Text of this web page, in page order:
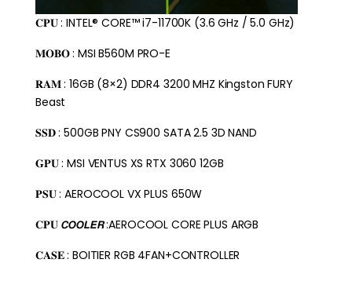
𝐂𝐏𝐔 : INTEL® CORE™ i7-11700K (3.6 GHz / 5.0 GHz)
𝐌𝐎𝐁𝐎 : MSI B560M PRO-E
𝐑𝐀𝐌 : 16GB (8×2) DDR4 3200 MHZ Kingston FURY
Beast
𝐒𝐒𝐃 : 500GB PNY CS900 SATA 2.5 3D NAND
𝐆𝐏𝐔 : MSI VENTUS XS RTX 3060 12GB
𝐏𝐒𝐔 : AEROCOOL VX PLUS 650W
𝐂𝐏𝐔 𝘾𝙊𝙊𝙇𝙀𝙍 :AEROCOOL CORE PLUS ARGB
𝐂𝐀𝐒𝐄 : BOITIER RGB 4FAN+CONTROLLER